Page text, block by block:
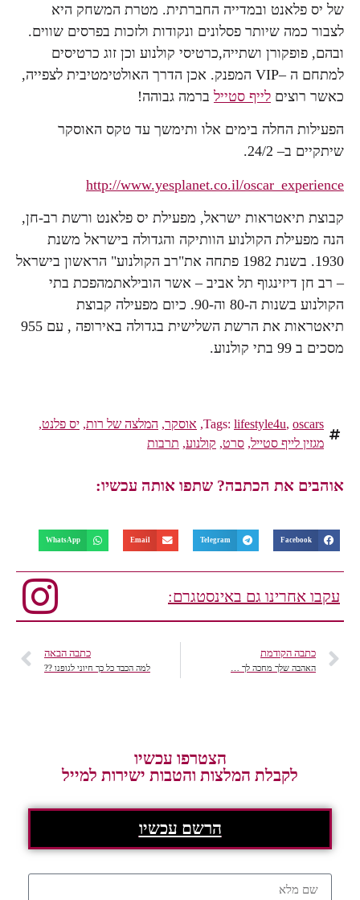
של יס פלאנט ובמדייה החברתית. מטרת המשחק היא
לצבור כמה שיותר פסלונים ונקודות ולזכות בפרסים שווים.
ובהם, פופקורן ושתייה,כרטיסי קולנוע וכן זוג כרטיסים
למתחם ה –VIP המפנק. אכן הדרך האולטימטיבית לצפייה,
כאשר רוצים לייף סטייל ברמה גבוהה!
הפעילות החלה בימים אלו ותימשך עד טקס האוסקר
שיתקיים ב– 24/2.
http://www.yesplanet.co.il/oscar_experience
קבוצת תיאטראות ישראל, מפעילת יס פלאנט ורשת רב-חן,
הנה מפעילת הקולנוע הוותיקה והגדולה בישראל משנת
1930. בשנת 1982 פתחה את"רב הקולנוע" הראשון בישראל
– רב חן דיזינגוף תל אביב – אשר הובילאתמהפכת בתי
הקולנוע בשנות ה-80 וה-90. כיום מפעילה קבוצת
תיאטראות את הרשת השלישית בגדולה באירופה , עם 955
מסכים ב 99 בתי קולנוע.
Tags: lifestyle4u, oscars
, אוסקר, המלצה של רות, יס פלנט,
מגזין לייף סטייל, סרט, קולנוע, תרבות
אוהבים את הכתבה? שתפו אותה עכשיו:
Facebook
Telegram
Email
WhatsApp
עקבו אחרינו גם באינסטגרם:
כתבה הקודמת
האהבה שלך מחכה לך …
כתבה הבאה
למה הכבד כל כך חיוני לגופנו ??
הצטרפו עכשיו
לקבלת המלצות והטבות ישירות למייל
הרשם עכשיו